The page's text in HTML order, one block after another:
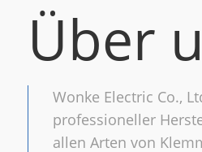
Über
Wonke Electric Co.,
professioneller
allen Arten von